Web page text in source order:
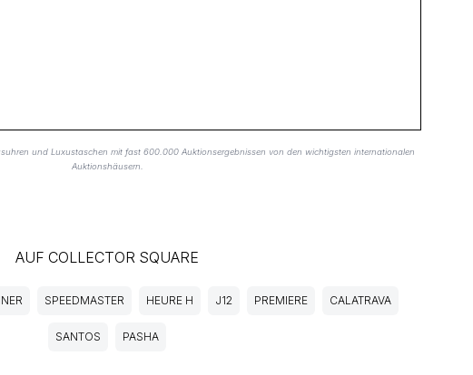
und Luxustaschen mit fast 600.000 Auktionsergebnissen von den wichtigsten internationalen
Auktionshäusern.
AUF COLLECTOR SQUARE
SPEEDMASTER HEURE H J12 PREMIERE CALATRAVA
SANTOS PASHA